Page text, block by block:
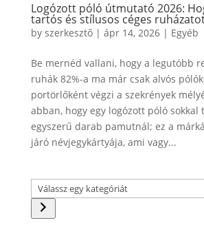
Logózott póló útmutató 2026:
tartós és stílusos céges
by szerkesztő| ápr 14, 2026| Egyéb
Be mernéd vallani, hogy a legutóbb
ruhák 82%-a ma már csak alvós
portörlőként végzi a szekrények
abban, hogy egy logózott póló sokkal
egyszerű darab pamutnál; ez a
járó névjegykártyája, ami vagy...
Válassz
egy
kategóriát